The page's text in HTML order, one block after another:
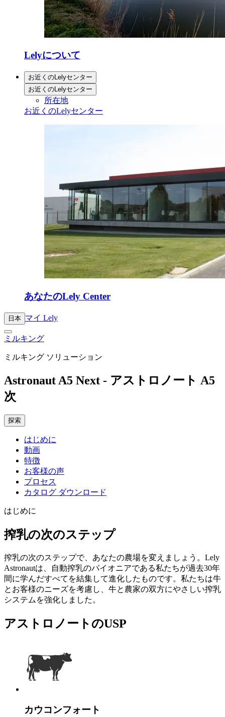
Lelyについて
お近くのLelyセンター
お近くのLelyセンター
所在地
お近くのLelyセンター
あなたのLely Center
日本 マイ Lely
ミルキング
ミルキング ソリューション
Astronaut A5 Next - アストロノート A5
次
探索
はじめに
動画
特徴
お客様の声
プロセス
カタログ ダウンロード
はじめに
搾乳の次のステップ
搾乳の次のステップで、あなたの農場を変えましょう。Lely
Astronautは、自動搾乳のパイオニアである私たちが過去30年
間に学んだすべてを結集して進化したものです。私たちは牛
とお客様のニーズを考慮し、牛と農家の双方にやさしい搾乳
システムを強化しました。
アストロノートのUSP
カウコンフォート